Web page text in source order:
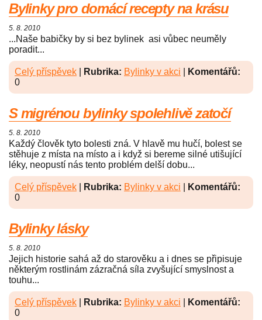
Bylinky pro domácí recepty na krásu
5. 8. 2010
...Naše babičky by si bez bylinek asi vůbec neuměly
poradit...
Celý příspěvek Rubrika: Bylinky v akci
Komentářů:
0
S migrénou bylinky spolehlivě zatočí
5. 8. 2010
Každý člověk tyto bolesti zná. V hlavě mu hučí, bolest se
stěhuje z místa na místo a i když si bereme silné utišující
léky, neopustí nás tento problém delší dobu...
Celý příspěvek Rubrika: Bylinky v akci
Komentářů:
0
Bylinky lásky
5. 8. 2010
Jejich historie sahá až do starověku a i dnes se připisuje
některým rostlinám zázračná síla zvyšující smyslnost a
touhu...
Celý příspěvek Rubrika: Bylinky v akci
Komentářů:
0